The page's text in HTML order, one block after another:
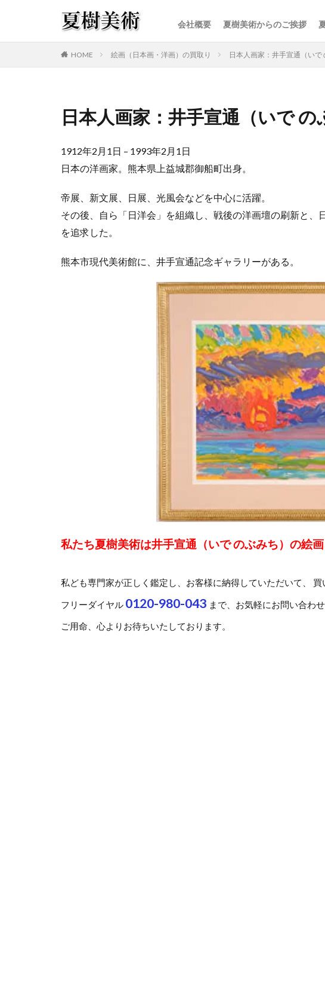
会社概要 夏樹美術からのご挨拶
HOME 絵画（日本画・洋画）の買取り 日本人画家：井手宣通（いで
日本人画家：井手宣通（いで の
1912年2月1日 – 1993年2月1日
日本の洋画家。熊本県上益城郡御船町出身。
帝展、新文展、日展、光風会などを中心に活躍。
その後、自ら「日洋会」を組織し、戦後の洋画壇の刷新と、
を追求した。
熊本市現代美術館に、井手宣通記念ギャラリーがある。
私たち夏樹美術は井手宣通（いで のぶみち）の絵
私ども専門家が正しく鑑定し、お客様に納得していただいて、 買
フリーダイヤル 0120-980-043 まで、お気軽にお問い合わ
ご用命、心よりお待ちいたしております。